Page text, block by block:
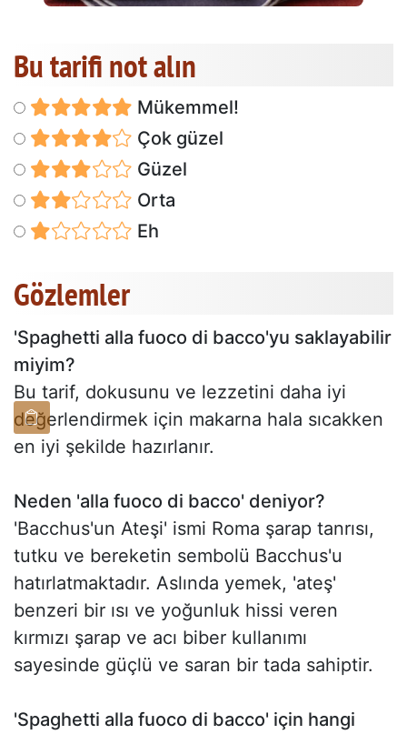
Bu tarifi not alın
Mükemmel!
Çok güzel
Güzel
Orta
Eh
Gözlemler
'Spaghetti alla fuoco di bacco'yu saklayabilir
miyim?
Bu tarif, dokusunu ve lezzetini daha iyi
değerlendirmek için makarna hala sıcakken
en iyi şekilde hazırlanır.
Neden 'alla fuoco di bacco' deniyor?
'Bacchus'un Ateşi' ismi Roma şarap tanrısı,
tutku ve bereketin sembolü Bacchus'u
hatırlatmaktadır. Aslında yemek, 'ateş'
benzeri bir ısı ve yoğunluk hissi veren
kırmızı şarap ve acı biber kullanımı
sayesinde güçlü ve saran bir tada sahiptir.
'Spaghetti alla fuoco di bacco' için hangi